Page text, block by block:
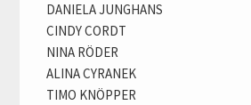
DANIELA JUNGHANS
CINDY CORDT
NINA RÖDER
ALINA CYRANEK
TIMO KNÖPPER